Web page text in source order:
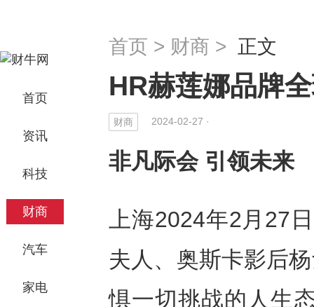
首页
资讯
科技
财商
汽车
家电
首页 > 财商 > 正文
HR赫莲娜品牌
财商 2024-02-27 ·
非凡际会 引领未来
上海2024年2月27
夫人、奥斯卡影后
惧一切挑战的人生